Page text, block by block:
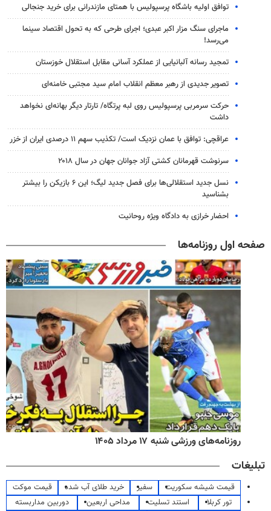
توافق اولیه باشگاه پرسپولیس با همتای مازندرانی برای خرید جنجالی
ماجرای سنگ مزار اکبر عبدی؛ اجرای طرحی که به تحول اقتصاد سینما
می‌رسد!
تمجید رسانه آلبانیایی از عملکرد آسانی مقابل استقلال خوزستان
تصویر جدیدی از رهبر معظم انقلاب امام سید مجتبی خامنه‌ای
حرکت سرمربی پرسپولیس روی لبه پرتگاه/ تارتار دیگر بهانه‌ای نخواهد
داشت
عراقچی: توافق با عمان نزدیک است/ تکذیب سهم ۱۱ درصدی ایران از خزر
سرنوشت قهرمانان کشتی آزاد جوانان جهان در سال ۲۰۱۸
نسل جدید استقلالی‌ها برای فصل جدید لیگ؛ این ۶ بازیکن را بیشتر
بشناسید
احضار خرازی به دادگاه ویژه روحانیت
صفحه اول روزنامه‌ها
روزنامه‌های ورزشی شنبه ۱۷ مرداد ۱۴۰۵
تبلیغات
قیمت شیشه سکوریت سفیر خرید طلای آب شده
قیمت موکت
تور کربلا
استند تسلیت مداحی اربعین
دوربین مداربسته